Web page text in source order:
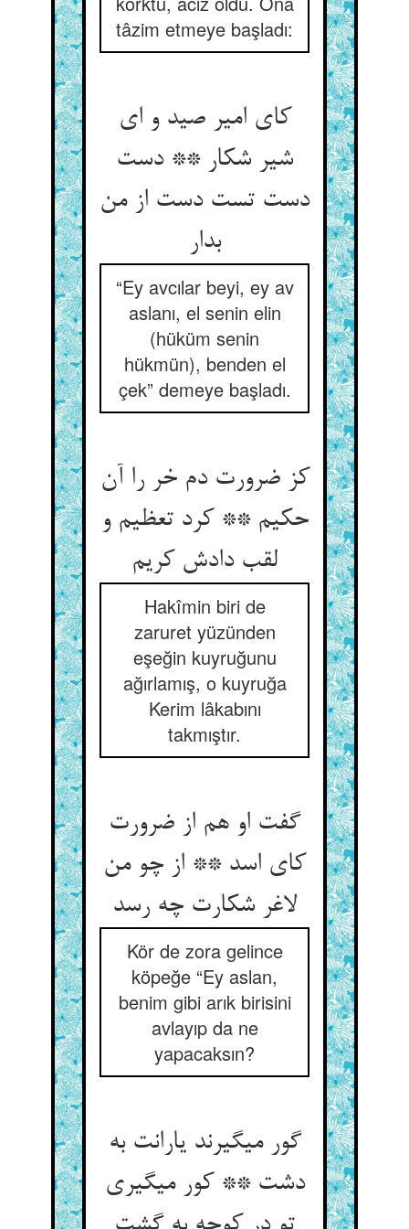
tâzim etmeye başladı:
کای امیر صید و ای
شیر شکار ** دست
دست تست دست از من
بدار
“Ey avcılar beyi, ey av
aslanı, el senin elin
(hüküm senin
hükmün), benden el
çek” demeye başladı.
کز ضرورت دم خر را آن
حکیم ** کرد تعظیم و
لقب دادش کریم‏
Hakîmin biri de
zaruret yüzünden
eşeğin kuyruğunu
ağırlamış, o kuyruğa
Kerim lâkabını
takmıştır.
گفت او هم از ضرورت
کای اسد ** از چو من
لاغر شکارت چه رسد
Kör de zora gelince
köpeğe “Ey aslan,
benim gibi arık birisini
avlayıp da ne
yapacaksın?
گور می‏گیرند یارانت به
دشت ** کور می‏گیری